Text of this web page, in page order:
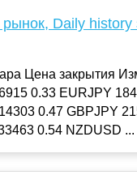
Daily history
Цена закрытия
0.33 EURJPY
0.47 GBPJPY
0.54 NZDUSD ...